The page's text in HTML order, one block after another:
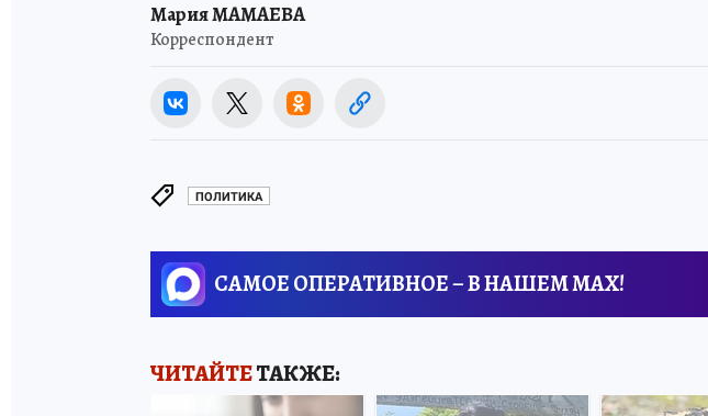
Мария МАМАЕВА
Корреспондент
ПОЛИТИКА
САМОЕ ОПЕРАТИВНОЕ – В НАШЕМ MAX!
ЧИТАЙТЕТАКЖЕ: